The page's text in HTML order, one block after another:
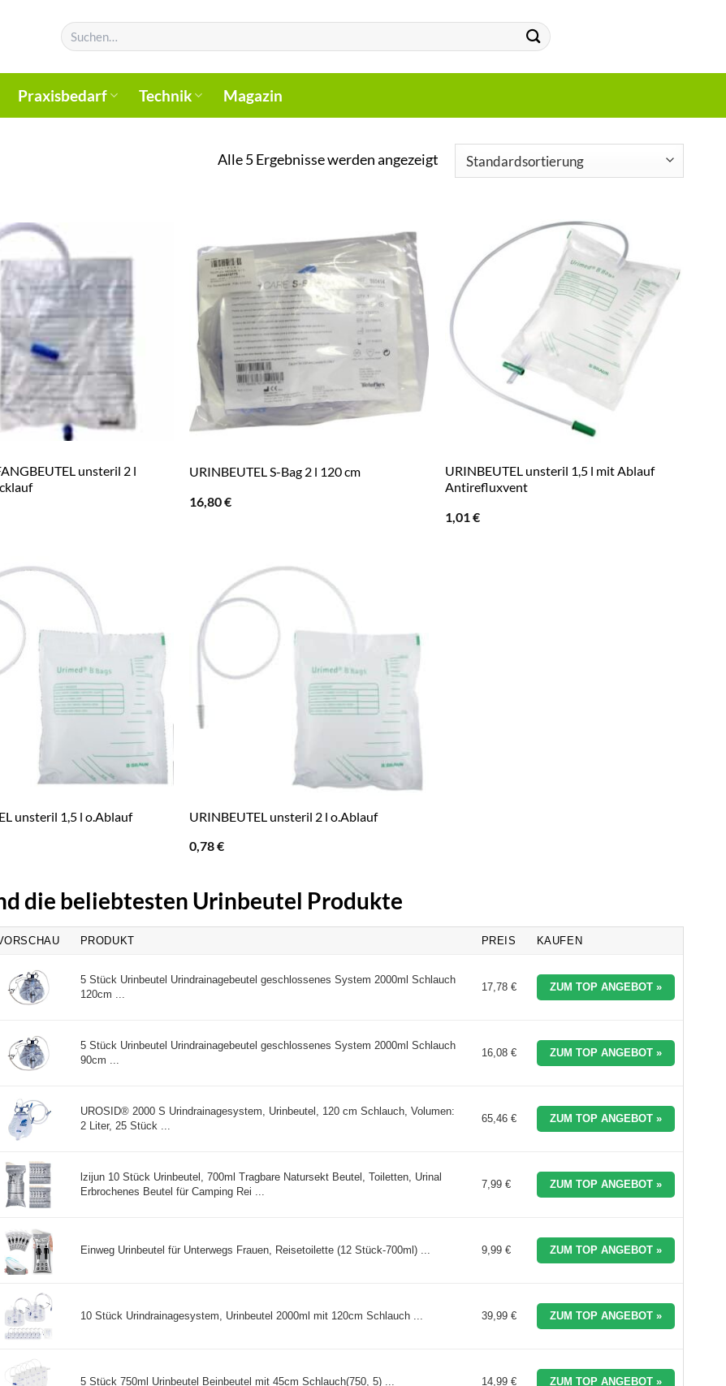
Suchen
nach:
Praxisbedarf Technik Magazin
Alle 5 Ergebnisse werden angezeigt
unsteril 2 l
URINBEUTEL S-Bag 2 l 120 cm
16,80€
URINBEUTEL unsteril 1,5 l mit Ablauf
Antirefluxvent
1,01 €
unsteril 1,5 l o.Ablauf
URINBEUTEL unsteril 2 l o.Ablauf
0,78€
die beliebtesten Urinbeutel Produkte
PRODUKT PREIS KAUFEN
5 Stück Urinbeutel Urindrainagebeutel geschlossenes System 2000ml Schlauch
120cm ...
17,78 € ZUM TOP ANGEBOT »
5 Stück Urinbeutel Urindrainagebeutel geschlossenes System 2000ml Schlauch
90cm ...
16,08 € ZUM TOP ANGEBOT »
UROSID® 2000 S Urindrainagesystem, Urinbeutel, 120 cm Schlauch, Volumen:
2 Liter, 25 Stück ...
65,46 € ZUM TOP ANGEBOT »
lzijun 10 Stück Urinbeutel, 700ml Tragbare Natursekt Beutel, Toiletten, Urinal
Erbrochenes Beutel für Camping Rei ...
7,99 € ZUM TOP ANGEBOT »
Einweg Urinbeutel für Unterwegs Frauen, Reisetoilette (12 Stück-700ml) ... 9,99 € ZUM TOP ANGEBOT »
10 Stück Urindrainagesystem, Urinbeutel 2000ml mit 120cm Schlauch ... 39,99 € ZUM TOP ANGEBOT »
5 Stück 750ml Urinbeutel Beinbeutel mit 45cm Schlauch(750, 5) ... 14,99 € ZUM TOP ANGEBOT »